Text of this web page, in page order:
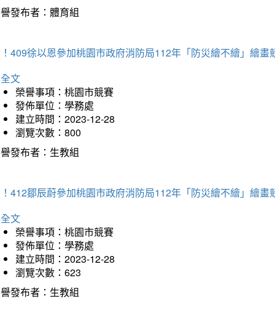
發布者：體育組
409徐以恩參加桃園市政府消防局112年「防災繪不繪」繪畫
文
榮譽事項：桃園市競賽
發佈單位：學務處
建立時間：2023-12-28
瀏覽次數：800
發布者：生教組
412鄒辰蔚參加桃園市政府消防局112年「防災繪不繪」繪畫
文
榮譽事項：桃園市競賽
發佈單位：學務處
建立時間：2023-12-28
瀏覽次數：623
發布者：生教組